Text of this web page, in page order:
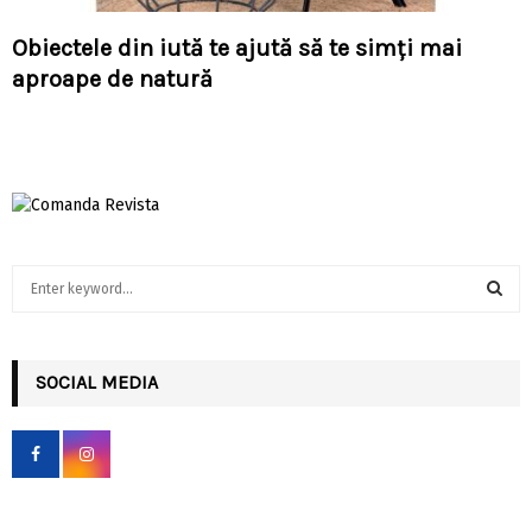
Obiectele din iută te ajută să te simți mai
aproape de natură
h
f
r
SOCIAL MEDIA